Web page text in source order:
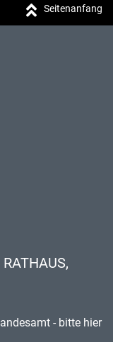
Seitenanfang
RATHAUS,
- bitte hier